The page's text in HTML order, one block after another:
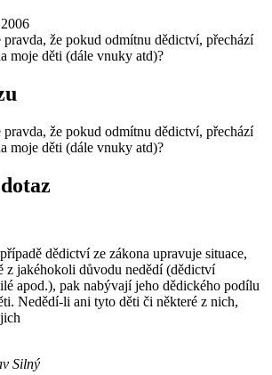
že pokud odmítnu dědictví, přechází
moje děti (dále vnuky atd)?
že pokud odmítnu dědictví, přechází
moje děti (dále vnuky atd)?
dědictví ze zákona upravuje situace,
z jakéhokoli důvodu nedědí (dědictví
apod.), pak nabývají jeho dědického podílu
Nedědí-li ani tyto děti či některé z nich,
Silný